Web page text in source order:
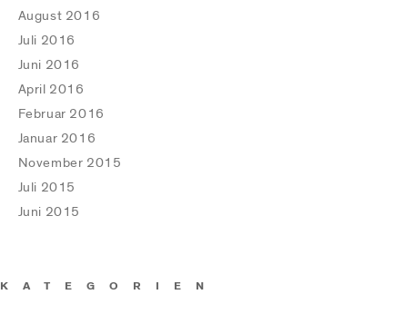
August 2016
Juli 2016
Juni 2016
April 2016
Februar 2016
Januar 2016
November 2015
Juli 2015
Juni 2015
KATEGORIEN